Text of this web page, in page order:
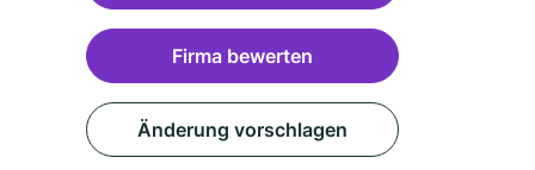
Firma bewerten
Änderung vorschlagen